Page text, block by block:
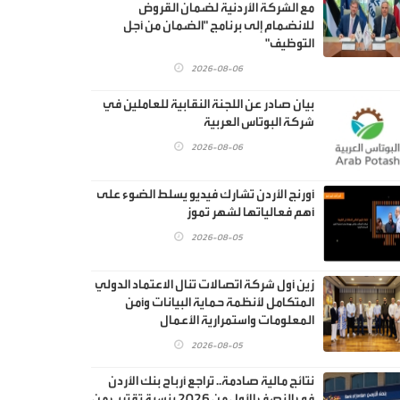
مع الشركة الأردنية لضمان القروض
للانضمام إلى برنامج "الضمان من أجل
التوظيف"
2026-08-06
بيان صادر عن اللجنة النقابية للعاملين في
شركة البوتاس العربية
2026-08-06
أورنج الأردن تشارك فيديو يسلط الضوء على
أهم فعالياتها لشهر تموز
2026-08-05
زين أول شركة اتصالات تنال الاعتماد الدولي
المتكامل لأنظمة حماية البيانات وأمن
المعلومات واستمرارية الأعمال
2026-08-05
نتائج مالية صادمة.. تراجع أرباح بنك الأردن